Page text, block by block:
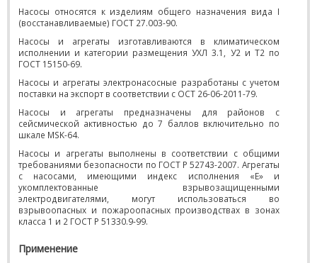
Насосы относятся к изделиям общего назначения вида I
(восстанавливаемые) ГОСТ 27.003-90.
Насосы и агрегаты изготавливаются в климатическом
исполнении и категории размещения УХЛ 3.1, У2 и Т2 по
ГОСТ 15150-69.
Насосы и агрегаты электронасосные разработаны с учетом
поставки на экспорт в соответствии с ОСТ 26-06-2011-79.
Насосы и агрегаты предназначены для районов с
сейсмической активностью до 7 баллов включительно по
шкале MSK-64.
Насосы и агрегаты выполнены в соответствии с общими
требованиями безопасности по ГОСТ Р 52743-2007. Агрегаты
с насосами, имеющими индекс исполнения «Е» и
укомплектованные взрывозащищенными
электродвигателями, могут использоваться во
взрывоопасных и пожароопасных производствах в зонах
класса 1 и 2 ГОСТ Р 51330.9-99.
Применение